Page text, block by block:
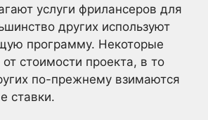
услуги фрилансеров для
других используют
программу. Некоторые
стоимости проекта, в то
по-прежнему взимаются
ставки.